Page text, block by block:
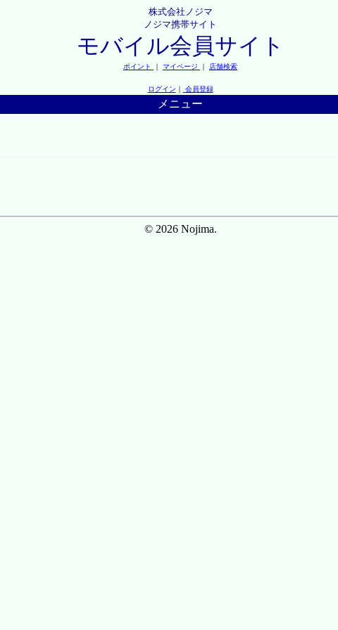
株式会社ノジマ
ノジマ携帯サイト
モバイル会員サイト
ポイント ｜ マイページ ｜ 店舗検索
ログイン ｜ 会員登録
メニュー
© 2026 Nojima.